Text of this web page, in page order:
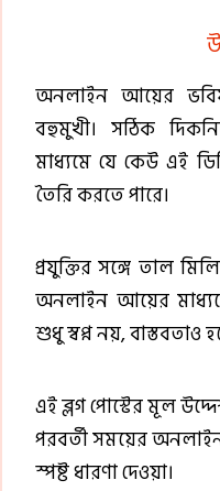
অনলাইন আয়ের
বহুমুখী। সঠিক
মাধ্যমে যে কেউ এই
তৈরি করতে পারে।
প্রযুক্তির সঙ্গে তাল
অনলাইন আয়ের
শুধু স্বপ্ন নয়, বাস্তবতাও
এই ব্লগ পোস্টের মূল
পরবর্তী সময়ের
স্পষ্ট ধারণা দেওয়া।